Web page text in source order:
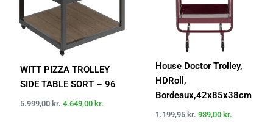
WITT PIZZA TROLLEY
SIDE TABLE SORT – 96
5.999,00kr. 4.649,00 kr.
House Doctor Trolley,
HDRoll,
Bordeaux,42x85x38cm
1.199,95kr. 939,00 kr.